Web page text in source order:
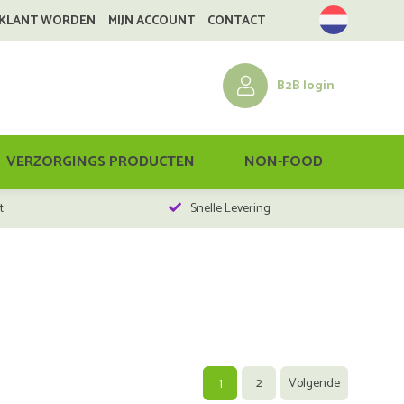
WORDEN MIJN ACCOUNT CONTACT
B2B login
VERZORGINGS PRODUCTEN NON-FOOD
Snelle Levering
1 2 Volgende